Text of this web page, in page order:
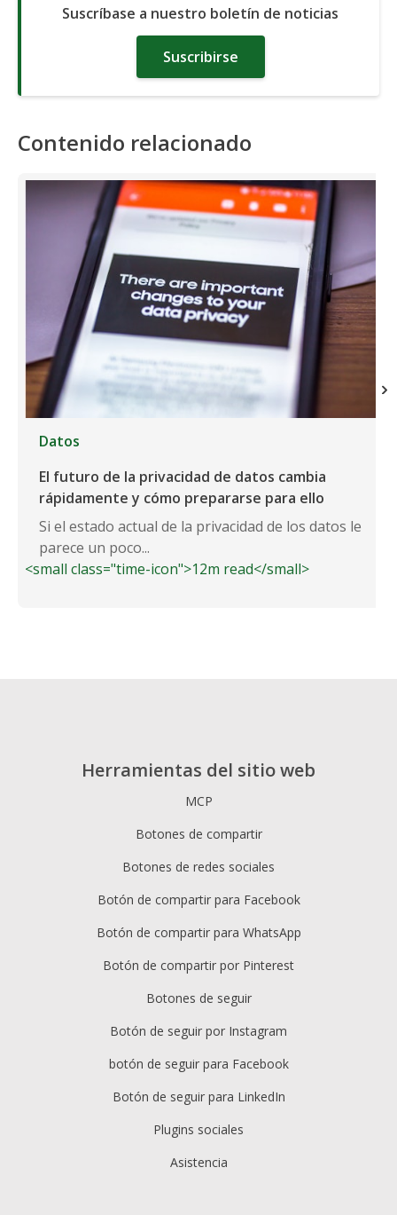
Suscríbase a nuestro boletín de noticias
Suscribirse
Contenido relacionado
Datos
El futuro de la privacidad de datos cambia
rápidamente y cómo prepararse para ello
Si el estado actual de la privacidad de los datos le
parece un poco...
<small class="time-icon">12m read</small>
Herramientas del sitio web
MCP
Botones de compartir
Botones de redes sociales
Botón de compartir para Facebook
Botón de compartir para WhatsApp
Botón de compartir por Pinterest
Botones de seguir
Botón de seguir por Instagram
botón de seguir para Facebook
Botón de seguir para LinkedIn
Plugins sociales
Asistencia